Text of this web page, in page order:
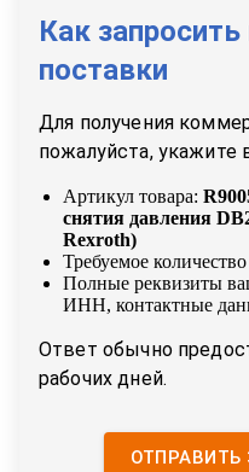
Как
поставки
Для получения
пожалуйста, укажите
Артикул товара:
снятия давления
Rexroth)
Требуемое количество
Полные реквизиты
ИНН, контактные
Ответ обычно
рабочих дней.
ОТПРАВИТЬ